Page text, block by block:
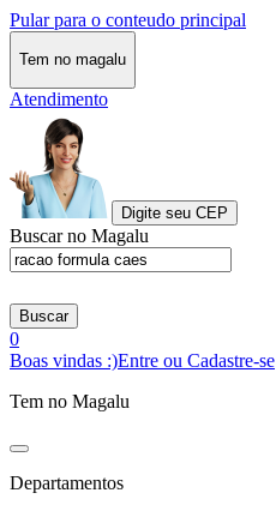
Pular para o conteudo principal
Tem no magalu
Atendimento
Digite seu CEP
Buscar no Magalu
Buscar
0
Boas vindas :)Entre ou Cadastre-se
Tem no Magalu
Departamentos